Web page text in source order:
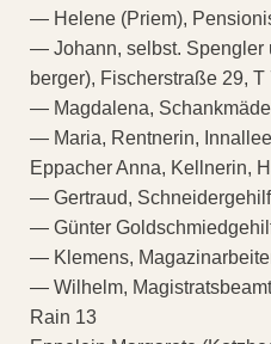
— Helene (Priem),
— Johann, selbst. Spengler
berger), Fischerstraße 29, T
— Magdalena,
— Maria, Rentnerin,
Eppacher Anna, Kellnerin,
— Gertraud,
— Günter
— Klemens,
— Wilhelm,
Rain 13